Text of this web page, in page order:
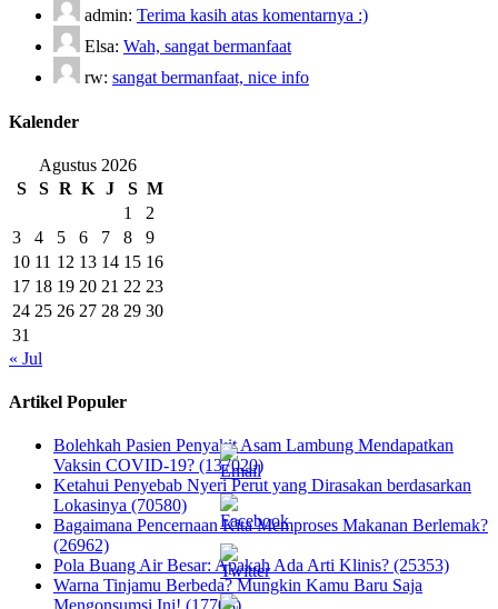
admin: Terima kasih atas komentarnya :)
Elsa: Wah, sangat bermanfaat
rw: sangat bermanfaat, nice info
Kalender
Agustus 2026
S
S R K J S M
1
2
3
4 5 6 7 8
9
10 11 12 13 14 15 16
17 18 19 20 21 22 23
24 25 26 27 28 29 30
31
« Jul
Artikel Populer
Bolehkah Pasien Penyakit Asam Lambung Mendapatkan
Vaksin COVID-19? (137020)
Ketahui Penyebab Nyeri Perut yang Dirasakan berdasarkan
Lokasinya (70580)
Bagaimana Pencernaan Kita Memproses Makanan Berlemak?
(26962)
Pola Buang Air Besar: Apakah Ada Arti Klinis? (25353)
Warna Tinjamu Berbeda? Mungkin Kamu Baru Saja